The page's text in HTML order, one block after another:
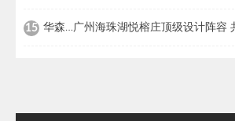
15 华森…广州海珠湖悦榕庄顶级设计阵容 共筑城央湿